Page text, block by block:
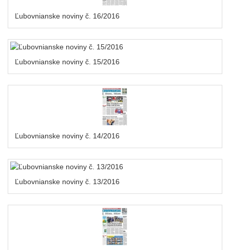
Ľubovnianske noviny č. 16/2016
Ľubovnianske noviny č. 15/2016
Ľubovnianske noviny č. 14/2016
Ľubovnianske noviny č. 13/2016